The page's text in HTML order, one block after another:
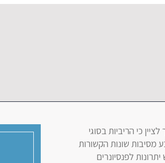
כי הריביות בסוגי
מסיבות שונות הקשורות
לפנסיונרים